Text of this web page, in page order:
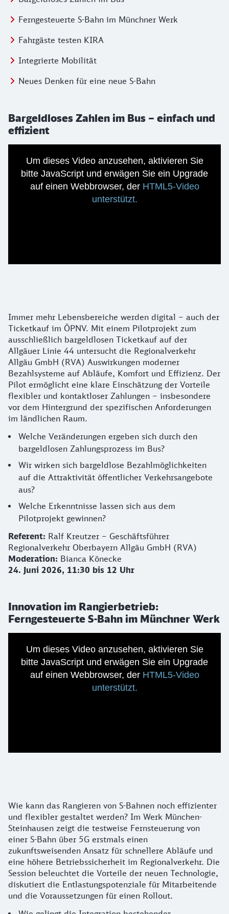
Springe zu:
Ferngesteuerte S-Bahn im Münchner Werk
Springe zu:
Fahrgäste testen KIRA
Springe zu:
Integrierte Mobilität
Springe zu:
Neues Denken für eine neue S-Bahn
Bargeldloses Zahlen im Bus – einfach und
effizient
Um dieses Video anzusehen, aktivieren Sie
bitte JavaScript und erwägen Sie ein Upgrade
auf einen Webbrowser, der HTML5-Video
unterstützt.
Details zum bargeldlosen Zahlen im Bus
Immer mehr Lebensbereiche werden digital – auch der
Ticketkauf im ÖPNV. Mit einem Pilotprojekt zum
ausschließlich bargeldlosen Ticketkauf auf der
Allgäuer Linie 44 untersucht die Regionalverkehr
Allgäu GmbH (RVA) Auswirkungen moderner
Bezahlsysteme auf Abläufe, Komfort und Effizienz. Der
Pilot ermöglicht eine klare Einschätzung der Vorteile
flexibler und kontaktloser Zahlungen – insbesondere
vor dem Hintergrund der spezifischen Anforderungen
im ländlichen Raum.
Welche Veränderungen ergeben sich durch den
bargeldlosen Zahlungsprozess im Bus?
Wir wirken sich bargeldlose Bezahlmöglichkeiten
auf die Attraktivität öffentlicher Verkehrsangebote
aus?
Welche Erkenntnisse lassen sich aus dem
Pilotprojekt gewinnen?
Referent: Ralf Kreutzer – Geschäftsführer
Regionalverkehr Oberbayern Allgäu GmbH (RVA)
Moderation: Bianca Könecke
24. Juni 2026, 11:30 bis 12 Uhr
Innovation im Rangierbetrieb:
Ferngesteuerte S-Bahn im Münchner Werk
Um dieses Video anzusehen, aktivieren Sie
bitte JavaScript und erwägen Sie ein Upgrade
auf einen Webbrowser, der HTML5-Video
unterstützt.
Innovation im Rangierbetrieb:
Wie kann das Rangieren von S-Bahnen noch effizienter
und flexibler gestaltet werden? Im Werk München-
Steinhausen zeigt die testweise Fernsteuerung von
einer S-Bahn über 5G erstmals einen
zukunftsweisenden Ansatz für schnellere Abläufe und
eine höhere Betriebssicherheit im Regionalverkehr. Die
Session beleuchtet die Vorteile der neuen Technologie,
diskutiert die Entlastungspotenziale für Mitarbeitende
und die Voraussetzungen für einen Rollout.